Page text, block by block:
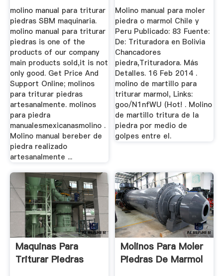
molino manual para triturar
piedras SBM maquinaria.
molino manual para triturar
piedras is one of the
products of our company
main products sold,it is not
only good. Get Price And
Support Online; molinos
para triturar piedras
artesanalmente. molinos
para piedra
manualesmexicanasmolino .
Molino manual bereber de
piedra realizado
artesanalmente ...
Molino manual para moler
piedra o marmol Chile y
Peru Publicado: 83 Fuente:
De: Trituradora en Bolivia
Chancadores
piedra,Trituradora. Más
Detalles. 16 Feb 2014 .
molino de martillo para
triturar marmol, Links:
goo/N1nfWU (Hot! . Molino
de martillo tritura de la
piedra por medio de
golpes entre el.
Maquinas Para
Triturar Piedras
Molinos Para Moler
Piedras De Marmol